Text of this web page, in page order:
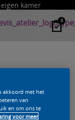
kamer
0
NIET.
akkoord met het
van
en om ons te
voor meer